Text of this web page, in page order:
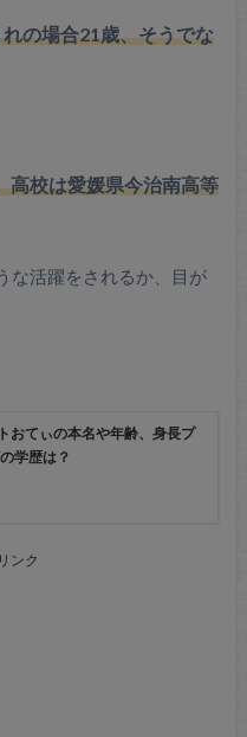
の場合21歳、そうでな
高校は愛媛県今治南高等
な活躍をされるか、目が
おてぃの本名や年齢、身長プ
学歴は？
ンク